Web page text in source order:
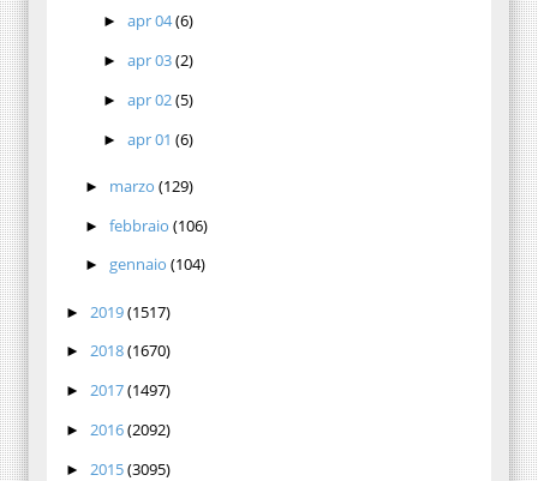
►apr 04(6)
►apr 03(2)
►apr 02(5)
►apr 01(6)
► marzo (129)
► febbraio (106)
► gennaio (104)
► 2019(1517)
► 2018(1670)
► 2017(1497)
► 2016(2092)
► 2015(3095)